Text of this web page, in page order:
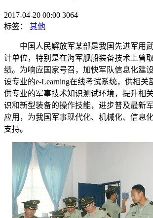
2017-04-20 00:00 3064
标签：
其他
中国人民解放军某部是我国先进军用
计单位，特别是在海军舰船装备技术上曾
绩。为响应国家号召，加快军队信息化建
设专业的e-Learning在线考试系统，供相关
供专业的军事技术知识测试环境，提升相
识和新型装备的操作技能，进步普及最新
应用，为我国军事现代化、机械化、信息
支持。